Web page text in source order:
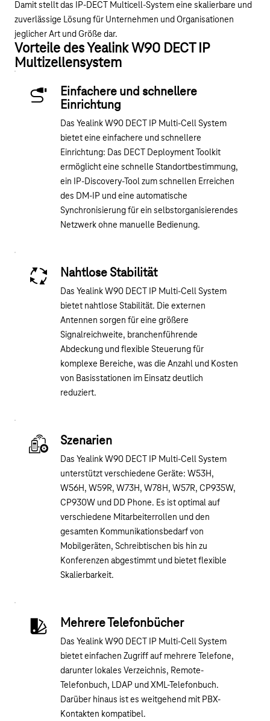
Damit stellt das IP-DECT Multicell-System eine skalierbare und
zuverlässige Lösung für Unternehmen und Organisationen
jeglicher Art und Größe dar.
Vorteile des Yealink W90 DECT IP
Multizellensystem
Einfachere und schnellere
Einrichtung
Das Yealink W90 DECT IP Multi-Cell System
bietet eine einfachere und schnellere
Einrichtung: Das DECT Deployment Toolkit
ermöglicht eine schnelle Standortbestimmung,
ein IP-Discovery-Tool zum schnellen Erreichen
des DM-IP und eine automatische
Synchronisierung für ein selbstorganisierendes
Netzwerk ohne manuelle Bedienung.
Nahtlose Stabilität
Das Yealink W90 DECT IP Multi-Cell System
bietet nahtlose Stabilität. Die externen
Antennen sorgen für eine größere
Signalreichweite, branchenführende
Abdeckung und flexible Steuerung für
komplexe Bereiche, was die Anzahl und Kosten
von Basisstationen im Einsatz deutlich
reduziert.
Szenarien
Das Yealink W90 DECT IP Multi-Cell System
unterstützt verschiedene Geräte: W53H,
W56H, W59R, W73H, W78H, W57R, CP935W,
CP930W und DD Phone. Es ist optimal auf
verschiedene Mitarbeiterrollen und den
gesamten Kommunikationsbedarf von
Mobilgeräten, Schreibtischen bis hin zu
Konferenzen abgestimmt und bietet flexible
Skalierbarkeit.
Mehrere Telefonbücher
Das Yealink W90 DECT IP Multi-Cell System
bietet einfachen Zugriff auf mehrere Telefone,
darunter lokales Verzeichnis, Remote-
Telefonbuch, LDAP und XML-Telefonbuch.
Darüber hinaus ist es weitgehend mit PBX-
Kontakten kompatibel.